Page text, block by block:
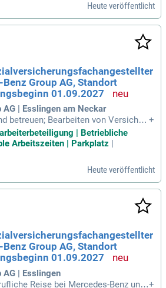
Heute veröffentlicht
Group AG, Standort
01.09.2027
AG | Esslingen am Neckar
betreuen; Bearbeiten von Versichert
Gespräch und in der Sachbearb
kennenlernen und anwenden; Mitar
Leistungen, Versicher
+
| Betriebliche
Arbeitszeiten | Parkplatz
Heute veröffentlicht
Group AG, Standort
01.09.2027
AG | Esslingen
Reise bei Mercedes-Benz und +